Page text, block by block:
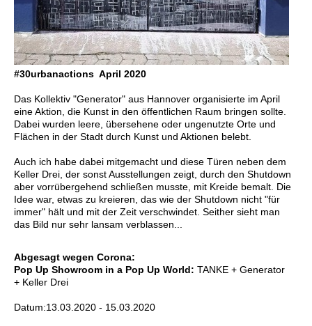
#30urbanactions April 2020
Das Kollektiv "Generator" aus Hannover organisierte im April
eine Aktion, die Kunst in den öffentlichen Raum bringen sollte.
Dabei wurden leere, übersehene oder ungenutzte Orte und
Flächen in der Stadt durch Kunst und Aktionen belebt.
Auch ich habe dabei mitgemacht und diese Türen neben dem
Keller Drei, der sonst Ausstellungen zeigt, durch den Shutdown
aber vorrübergehend schließen musste, mit Kreide bemalt. Die
Idee war, etwas zu kreieren, das wie der Shutdown nicht "für
immer" hält und mit der Zeit verschwindet. Seither sieht man
das Bild nur sehr lansam verblassen...
Abgesagt wegen Corona:
Pop Up Showroom in a Pop Up World: TANKE + Generator
+ Keller Drei
Datum:13.03.2020 - 15.03.2020